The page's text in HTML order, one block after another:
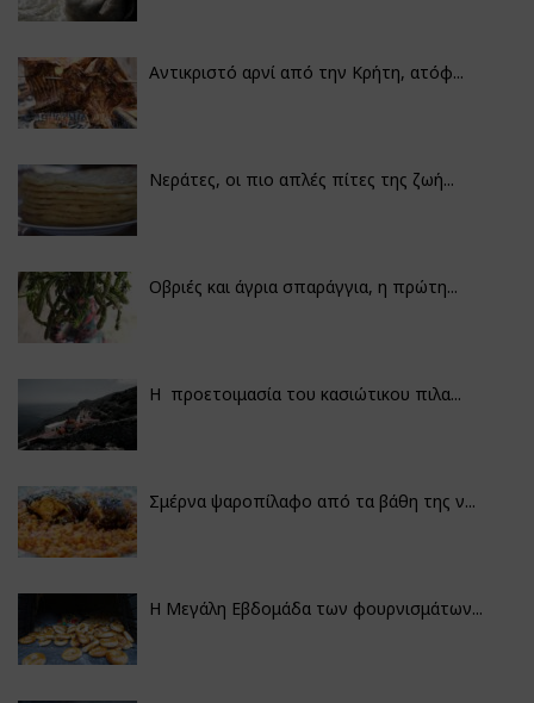
Αντικριστό αρνί από την Κρήτη, ατόφ...
Νεράτες, οι πιο απλές πίτες της ζωή...
Οβριές και άγρια σπαράγγια, η πρώτη...
Η προετοιμασία του κασιώτικου πιλα...
Σμέρνα ψαροπίλαφο από τα βάθη της ν...
Η Μεγάλη Εβδομάδα των φουρνισμάτων...